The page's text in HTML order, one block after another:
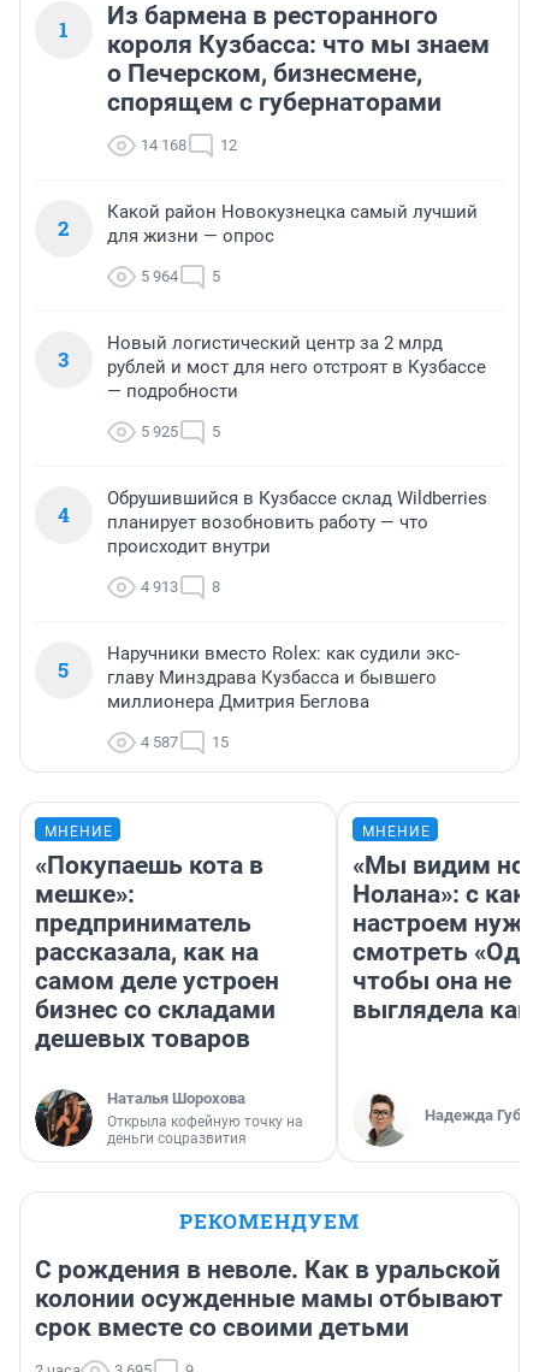
1
Из бармена в ресторанного
короля Кузбасса: что мы знаем
о Печерском, бизнесмене,
спорящем с губернаторами
14 168 12
2
Какой район Новокузнецка самый лучший
для жизни — опрос
5 964 5
3
Новый логистический центр за 2 млрд
рублей и мост для него отстроят в Кузбассе
— подробности
5 925 5
4
Обрушившийся в Кузбассе склад Wildberries
планирует возобновить работу — что
происходит внутри
4 913 8
5
Наручники вместо Rolex: как судили экс-
главу Минздрава Кузбасса и бывшего
миллионера Дмитрия Беглова
4 587 15
МНЕНИЕ
«Покупаешь кота в
мешке»:
предприниматель
рассказала, как на
самом деле устроен
бизнес со складами
дешевых товаров
Наталья Шорохова
Открыла кофейную точку на
деньги соцразвития
МНЕНИЕ
«Мы видим
Нолана»: с
настроем
смотреть
чтобы она не
выглядела как
Надежда
РЕКОМЕНДУЕМ
С рождения в неволе. Как в уральской
колонии осужденные мамы отбывают
срок вместе со своими детьми